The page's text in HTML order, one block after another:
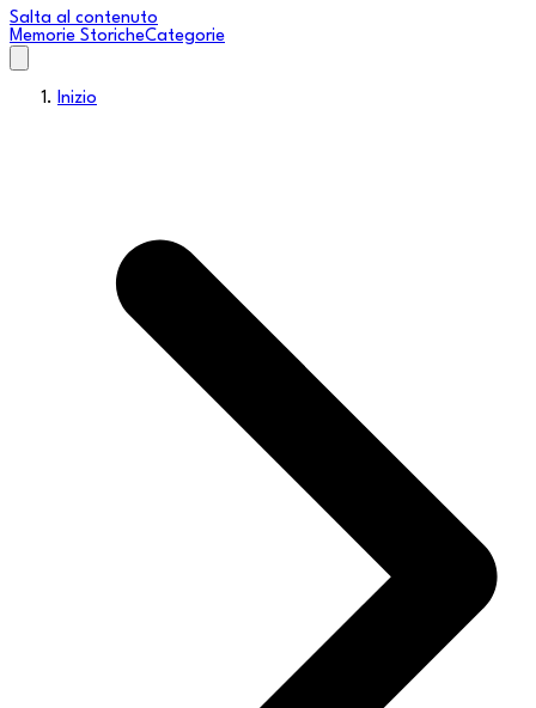
Salta al contenuto
Memorie StoricheCategorie
Inizio